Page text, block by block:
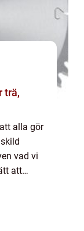
alla gör
vad vi
att